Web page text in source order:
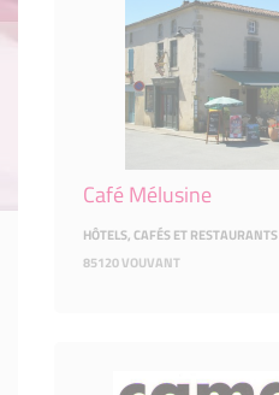
Café Mélusine
HÔTELS, CAFÉS ET RESTAURANTS
85120 VOUVANT